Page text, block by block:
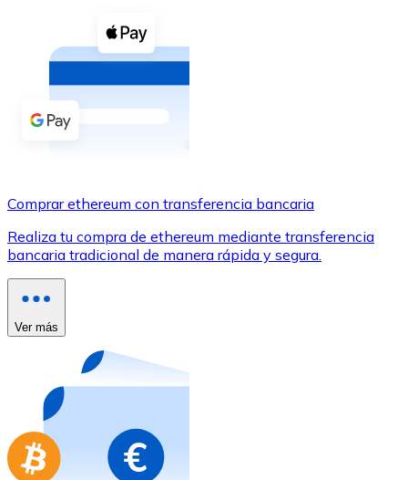
Transferencia SEPA
Añade fondos a tu cuenta Bitnovo o realiza compras
Tarjeta de crédito / débito
Nuevo
Compra tarjetas regalo de tus marcas favoritas con
Ir a la tienda de tarjetas regalo
Comprar ethereum con transferencia bancaria
Realiza tu compra de ethereum mediante transferencia
bancaria tradicional de manera rápida y segura.
Ver más